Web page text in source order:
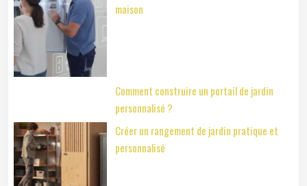
maison
Comment construire un portail de jardin
personnalisé ?
Créer un rangement de jardin pratique et
personnalisé